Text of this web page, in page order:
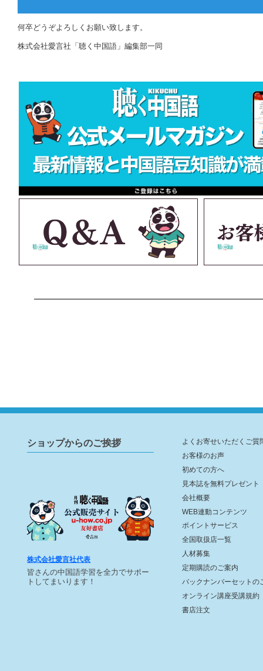
何卒どうぞよろしくお願い致します。
株式会社愛言社「聴く中国語」編集部一同
ショップからのご挨拶
株式会社愛言社代表
皆さんの中国語学習を全力でサポー
トしてまいります！
よくお寄せいただくご質
お客様のお声
初めての方へ
見本誌を無料プレゼント
会社概要
WEB連動コンテンツ
ポイントサービス
全国取扱店一覧
人材募集
定期購読のご案内
バックナンバーセットの
オンライン講座受講規約
書店注文